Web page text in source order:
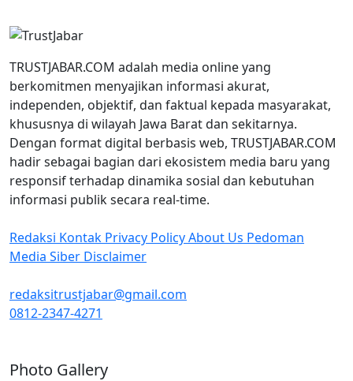
TRUSTJABAR.COM adalah media online yang
berkomitmen menyajikan informasi akurat,
independen, objektif, dan faktual kepada masyarakat,
khususnya di wilayah Jawa Barat dan sekitarnya.
Dengan format digital berbasis web, TRUSTJABAR.COM
hadir sebagai bagian dari ekosistem media baru yang
responsif terhadap dinamika sosial dan kebutuhan
informasi publik secara real-time.
Redaksi Kontak Privacy PolicyAbout Us Pedoman
Media Siber Disclaimer
redaksitrustjabar@gmail.com
0812-2347-4271
Photo Gallery